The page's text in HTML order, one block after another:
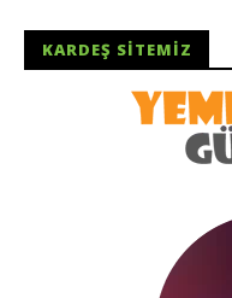
KARDEŞ SITEMIZ